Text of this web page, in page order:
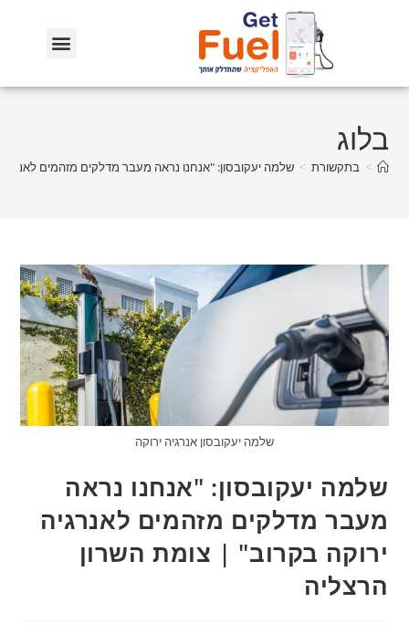
בלוג
> בתקשורת > שלמה יעקובסון: "אנחנו נראה מעבר מדלקים מזהמים
שלמה יעקובסון אנרגיה ירוקה
שלמה יעקובסון: "אנחנו נראה
מעבר מדלקים מזהמים לאנרגיה
ירוקה בקרוב" | צומת השרון
הרצליה